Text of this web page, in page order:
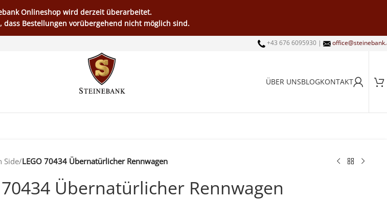
Onlineshop wird derzeit überarbeitet.
Bestellungen vorübergehend nicht möglich sind.
+43 676 6095930 |
ÜBER UNSBLOGKONTAKT
Side/LEGO 70434 Übernatürlicher Rennwagen
70434 Übernatürlicher Rennwagen